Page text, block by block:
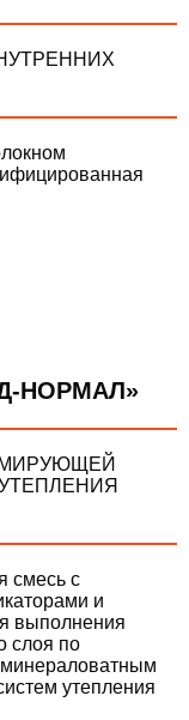
ближайшее
НОРМАЛ»
смесь с
и
выполнения
слоя по
утепления